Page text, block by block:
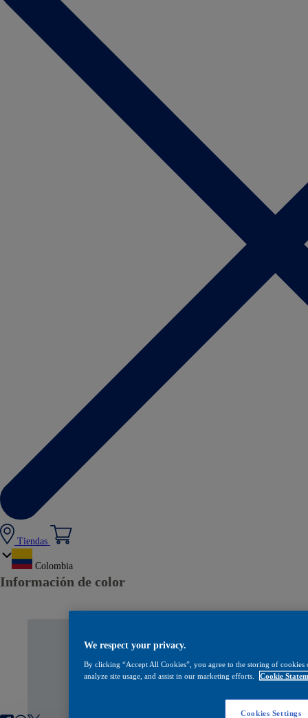
Tiendas
Colombia
Información de color
We respect your privacy.
By clicking “Accept All Cookies”, you agree to the storing of
analyze site usage, and assist in our marketing efforts.
Cookie
Cookies Settings